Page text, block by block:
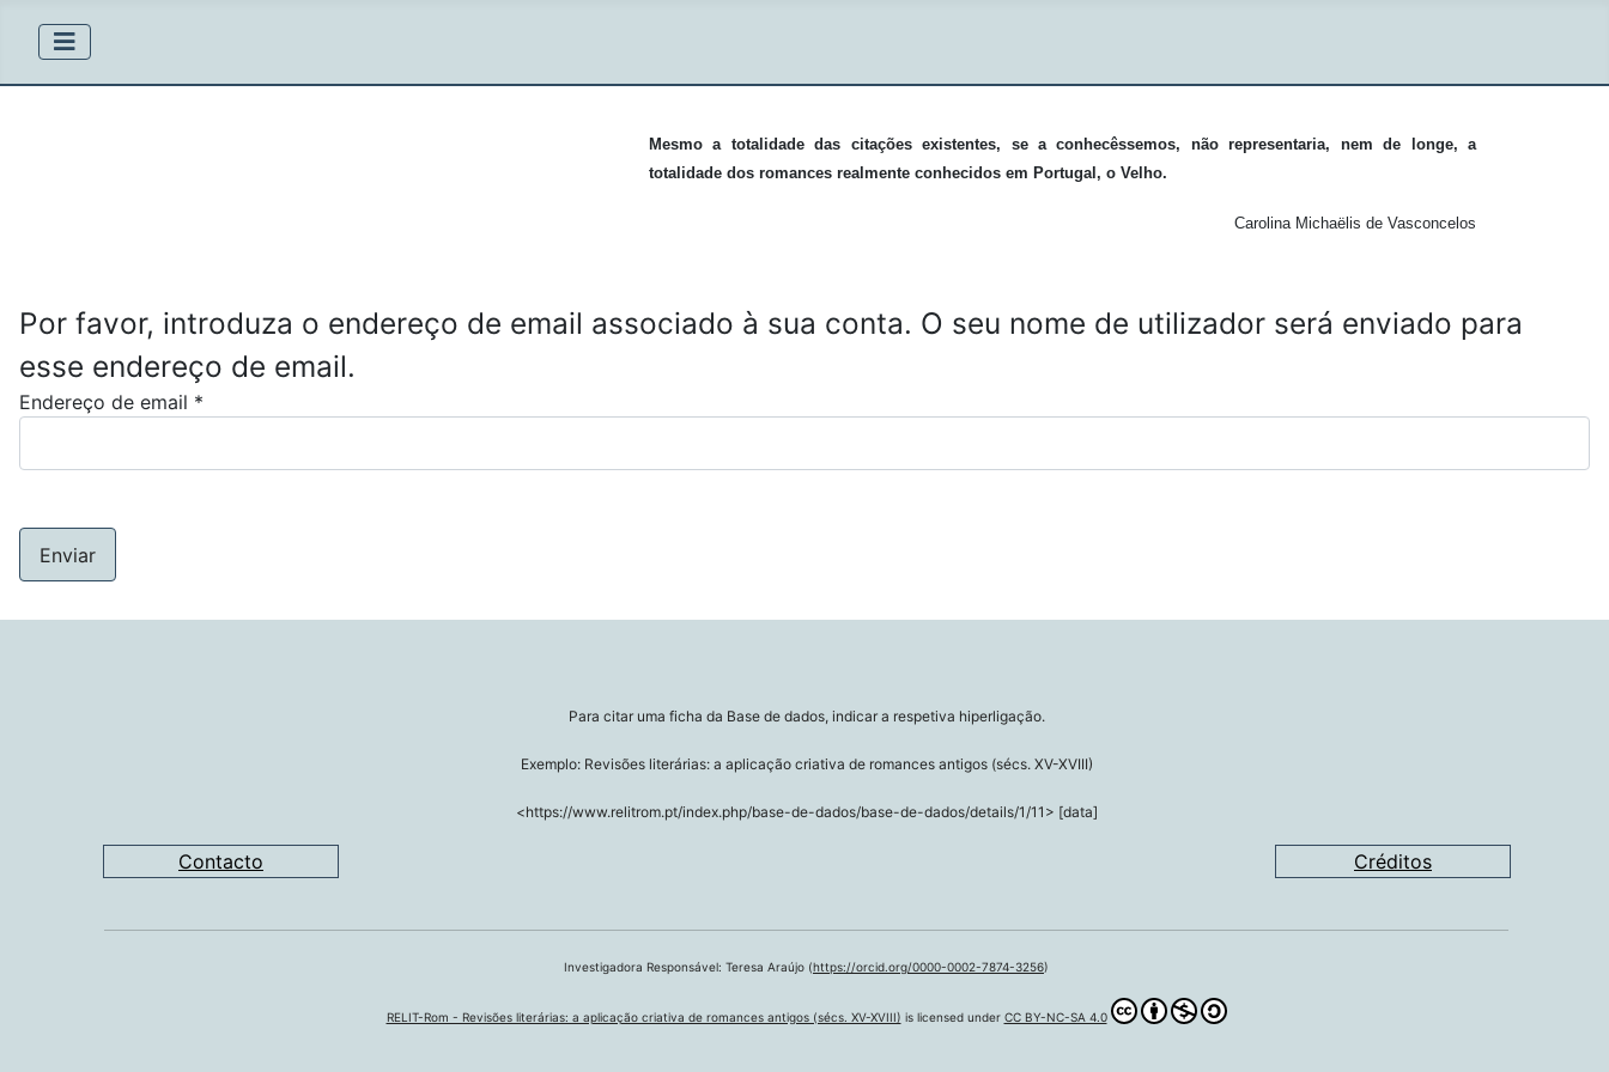
Mesmo a totalidade das citações existentes, se a conhecêssemos, não representaria, nem de longe, a
totalidade dos romances realmente conhecidos em Portugal, o Velho.
Carolina Michaëlis de Vasconcelos
Por favor, introduza o endereço de email associado à sua conta. O seu nome de utilizador será enviado para
esse endereço de email.
Endereço de email *
Enviar
Para citar uma ficha da Base de dados, indicar a respetiva hiperligação.
Exemplo: Revisões literárias: a aplicação criativa de romances antigos (sécs. XV-XVIII)
<https://www.relitrom.pt/index.php/base-de-dados/base-de-dados/details/1/11> [data]
Contacto Créditos
Investigadora Responsável: Teresa Araújo (https://orcid.org/0000-0002-7874-3256)
RELIT-Rom - Revisões literárias: a aplicação criativa de romances antigos (sécs. XV-XVIII) is licensed under CC BY-NC-SA 4.0